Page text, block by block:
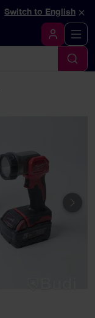
sida
Switch to English ×
Logga in
Sök